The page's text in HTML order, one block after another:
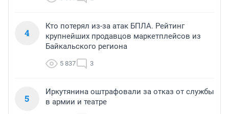
4
Кто потерял из-за атак БПЛА. Рейтинг
крупнейших продавцов маркетплейсов из
Байкальского региона
5 837 3
5
Иркутянина оштрафовали за отказ от службы
в армии и театре